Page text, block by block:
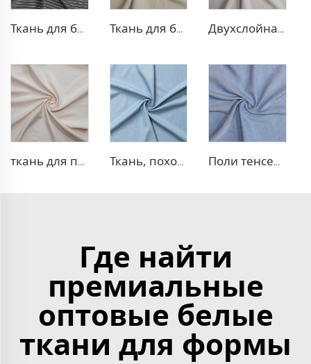
Ткань для брюк в стиле TR Strip Ткань для блейзера TR в рубчик Двухслойная ткань для платья TR
ткань для платья 100% лиоцелл, похожая на лен Ткань, похожая на деним, TR Поли тенсел деним — ткань, похожая на джинсовую
Где найти
премиальные
оптовые белые
ткани для формы